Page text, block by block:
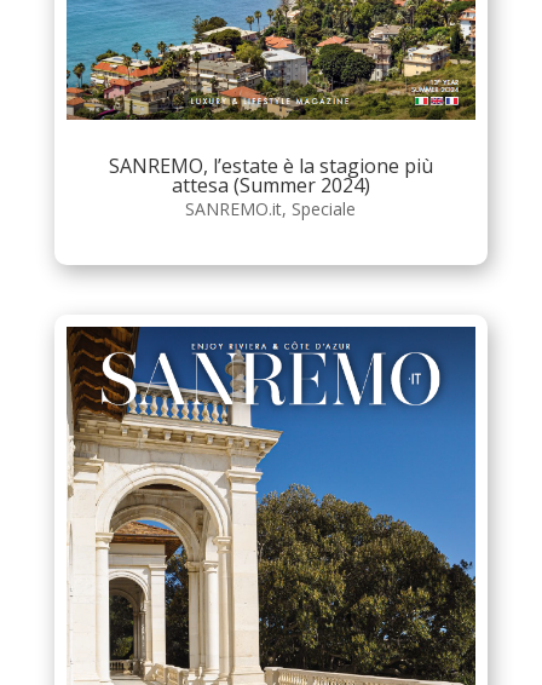
SANREMO, l’estate è la stagione più
attesa (Summer 2024)
SANREMO.it, Speciale